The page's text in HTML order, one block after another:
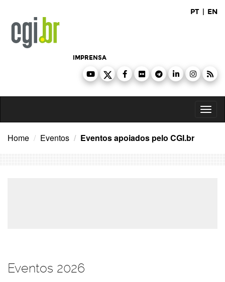
conteúdo
PT | EN
IMPRENSA
Home Eventos Eventos apoiados pelo CGI.br
Eventos 2026